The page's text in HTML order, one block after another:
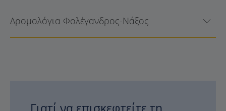
Δρομολόγια Φολέγανδρος-Νάξος